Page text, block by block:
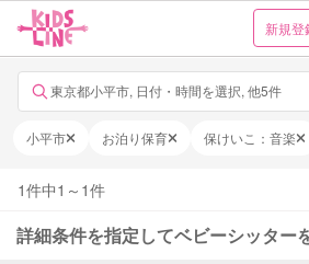
新規登
東京都小平市, 日付・時間を選択, 他5件
小平市 お泊り保育 保けいこ：音楽
1件中1 ～ 1件
詳細条件を指定してベビーシッター